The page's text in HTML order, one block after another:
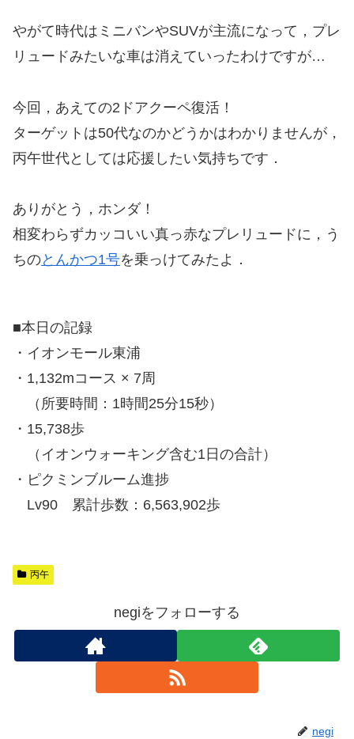
やがて時代はミニバンやSUVが主流になって，プレ
リュードみたいな車は消えていったわけですが…
今回，あえての2ドアクーペ復活！
ターゲットは50代なのかどうかはわかりませんが，
丙午世代としては応援したい気持ちです．
ありがとう，ホンダ！
相変わらずカッコいい真っ赤なプレリュードに，う
ちのとんかつ1号を乗っけてみたよ．
■本日の記録
・イオンモール東浦
・1,132mコース × 7周
（所要時間：1時間25分15秒）
・15,738歩
（イオンウォーキング含む1日の合計）
・ピクミンブルーム進捗
Lv90 累計歩数：6,563,902歩
丙午
negiをフォローする
negi